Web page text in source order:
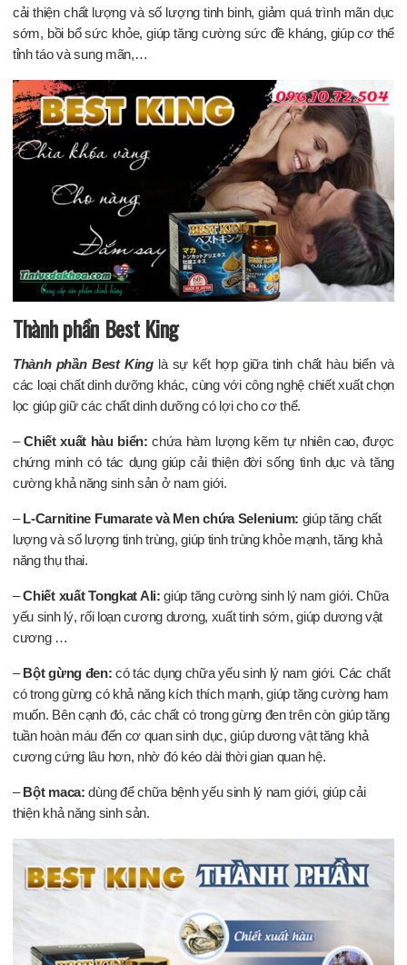
cải thiện chất lượng và số lượng tinh binh, giảm quá trình mãn dục
sớm, bồi bổ sức khỏe, giúp tăng cường sức đề kháng, giúp cơ thể
tỉnh táo và sung mãn,…
Thành phần Best King
Thành phần Best Kinglà sự kết hợp giữa tinh chất hàu biển và
các loại chất dinh dưỡng khác, cùng với công nghệ chiết xuất chọn
lọc giúp giữ các chất dinh dưỡng có lợi cho cơ thể.
–Chiết xuất hàu biển: chứa hàm lượng kẽm tự nhiên cao, được
chứng minh có tác dụng giúp cải thiện đời sống tình dục và tăng
cường khả năng sinh sản ở nam giới.
– L-Carnitine Fumarate và Men chứa Selenium: giúp tăng chất
lượng và số lượng tinh trùng, giúp tinh trùng khỏe mạnh, tăng khả
năng thụ thai.
–Chiết xuất Tongkat Ali: giúp tăng cường sinh lý nam giới. Chữa
yếu sinh lý, rối loạn cương dương, xuất tinh sớm, giúp dương vật
cương …
– Bột gừng đen:có tác dụng chữa yếu sinh lý nam giới. Các chất
có trong gừng có khả năng kích thích mạnh, giúp tăng cường ham
muốn. Bên cạnh đó, các chất có trong gừng đen trên còn giúp tăng
tuần hoàn máu đến cơ quan sinh dục, giúp dương vật tăng khả
cương cứng lâu hơn, nhờ đó kéo dài thời gian quan hệ.
– Bột maca: dùng để chữa bệnh yếu sinh lý nam giới, giúp cải
thiện khả năng sinh sản.